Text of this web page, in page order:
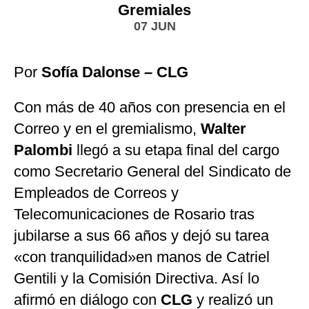
Gremiales
07 JUN
Por Sofía Dalonse – CLG
Con más de 40 años con presencia en el
Correo y en el gremialismo, Walter
Palombi llegó a su etapa final del cargo
como Secretario General del Sindicato de
Empleados de Correos y
Telecomunicaciones de Rosario tras
jubilarse a sus 66 años y dejó su tarea
«con tranquilidad»en manos de Catriel
Gentili y la Comisión Directiva. Así lo
afirmó en diálogo con CLG y realizó un